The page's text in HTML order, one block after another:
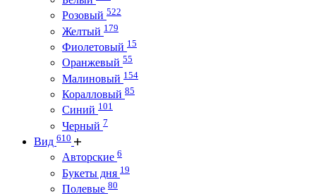
Розовый 522
Желтый 179
Фиолетовый 15
Оранжевый 55
Малиновый 154
Коралловый 85
Синий 101
Черный 7
Вид 610
Авторские 6
Букеты дня 19
Полевые 80